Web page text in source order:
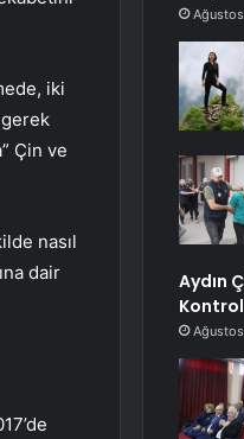
iki
gerek
Çin ve
nasıl
dair
Aydın
Kontrol